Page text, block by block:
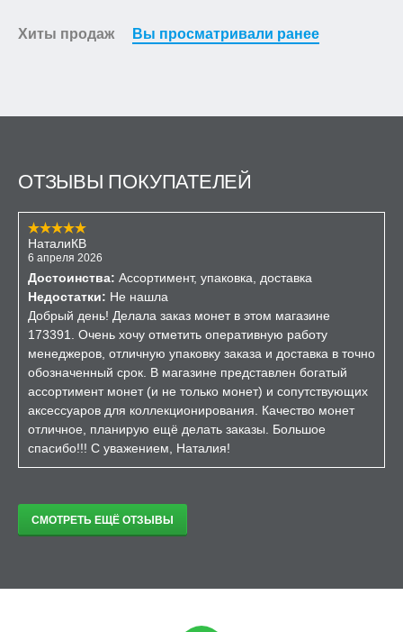
Хиты продаж Вы просматривали ранее
ОТЗЫВЫ ПОКУПАТЕЛЕЙ
НаталиКВ
6 апреля 2026
Достоинства: Ассортимент, упаковка, доставка
Недостатки: Не нашла
Добрый день! Делала заказ монет в этом магазине
173391. Очень хочу отметить оперативную работу
менеджеров, отличную упаковку заказа и доставка в точно
обозначенный срок. В магазине представлен богатый
ассортимент монет (и не только монет) и сопутствующих
аксессуаров для коллекционирования. Качество монет
отличное, планирую ещё делать заказы. Большое
спасибо!!! С уважением, Наталия!
СМОТРЕТЬ ЕЩЁ ОТЗЫВЫ